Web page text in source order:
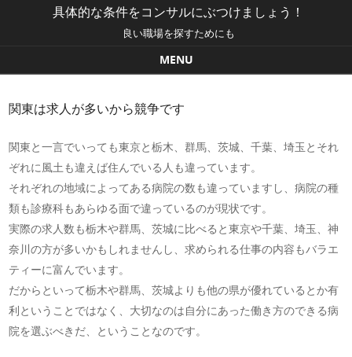
具体的な条件をコンサルにぶつけましょう！
良い職場を探すためにも
MENU
関東は求人が多いから競争です
関東と一言でいっても東京と栃木、群馬、茨城、千葉、埼玉とそれ
ぞれに風土も違えば住んでいる人も違っています。
それぞれの地域によってある病院の数も違っていますし、病院の種
類も診療科もあらゆる面で違っているのが現状です。
実際の求人数も栃木や群馬、茨城に比べると東京や千葉、埼玉、神
奈川の方が多いかもしれませんし、求められる仕事の内容もバラエ
ティーに富んでいます。
だからといって栃木や群馬、茨城よりも他の県が優れているとか有
利ということではなく、大切なのは自分にあった働き方のできる病
院を選ぶべきだ、ということなのです。